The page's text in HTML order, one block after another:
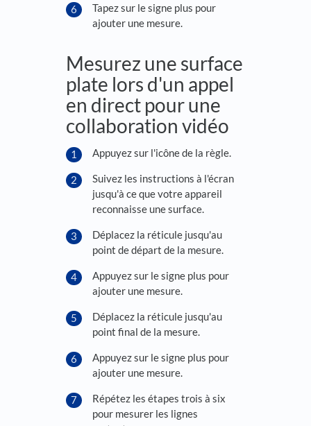
Tapez sur le signe plus pour
ajouter une mesure.
Mesurez une surface
plate lors d'un appel
en direct pour une
collaboration vidéo
Appuyez sur l'icône de la règle.
Suivez les instructions à l'écran
jusqu'à ce que votre appareil
reconnaisse une surface.
Déplacez la réticule jusqu'au
point de départ de la mesure.
Appuyez sur le signe plus pour
ajouter une mesure.
Déplacez la réticule jusqu'au
point final de la mesure.
Appuyez sur le signe plus pour
ajouter une mesure.
Répétez les étapes trois à six
pour mesurer les lignes